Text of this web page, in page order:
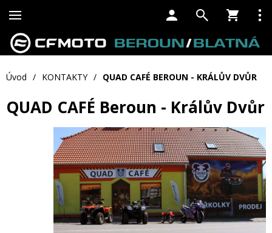
Úvod / KONTAKTY / QUAD CAFÉ BEROUN - KRÁLŮV DVŮR
QUAD CAFÉ Beroun - Králův Dvůr